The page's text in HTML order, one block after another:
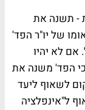
- תשנה את
של יו"ר הפד'
אם לא יהיו
כי הפד' משנה את
לשאוף ליעד
לשאוף ל"אינפלציה